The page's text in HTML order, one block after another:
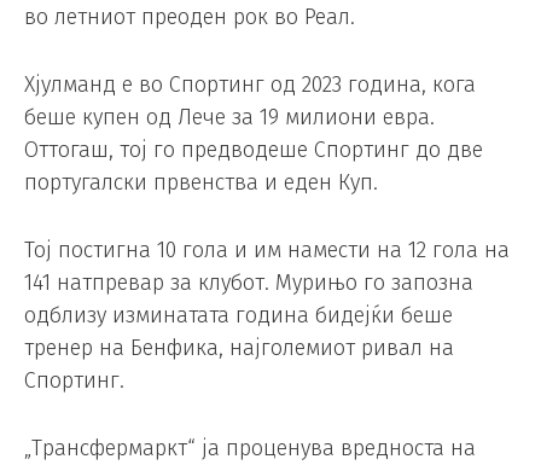
во летниот преоден рок во Реал.
Хјулманд е во Спортинг од 2023 година, кога
беше купен од Лече за 19 милиони евра.
Оттогаш, тој го предводеше Спортинг до две
португалски првенства и еден Куп.
Тој постигна 10 гола и им намести на 12 гола на
141 натпревар за клубот. Мурињо го запозна
одблизу изминатата година бидејќи беше
тренер на Бенфика, најголемиот ривал на
Спортинг.
„Трансфермаркт“ ја проценува вредноста на